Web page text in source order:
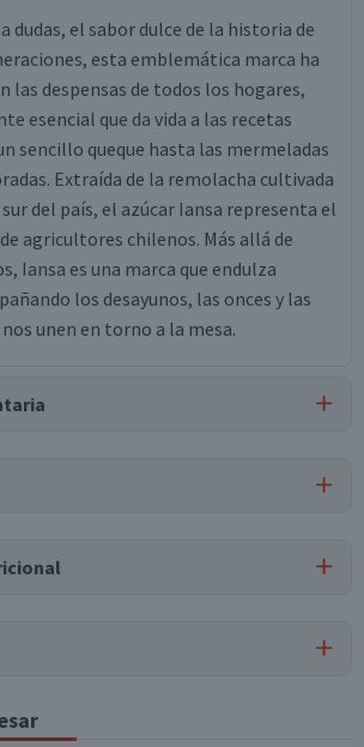
dudas, el sabor dulce de la historia de
esta emblemática marca ha
las despensas de todos los hogares,
esencial que da vida a las recetas
sencillo queque hasta las mermeladas
Extraída de la remolacha cultivada
del país, el azúcar Iansa representa el
agricultores chilenos. Más allá de
Iansa es una marca que endulza
los desayunos, las onces y las
unen en torno a la mesa.